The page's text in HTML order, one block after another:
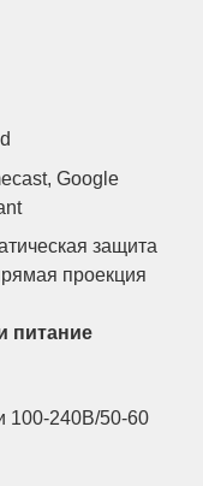
Google
защита
проекция
питание
100-240В/50-60